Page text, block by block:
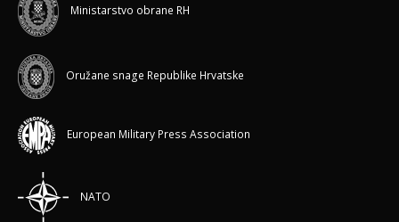
Ministarstvo obrane RH
Oružane snage Republike Hrvatske
European Military Press Association
NATO